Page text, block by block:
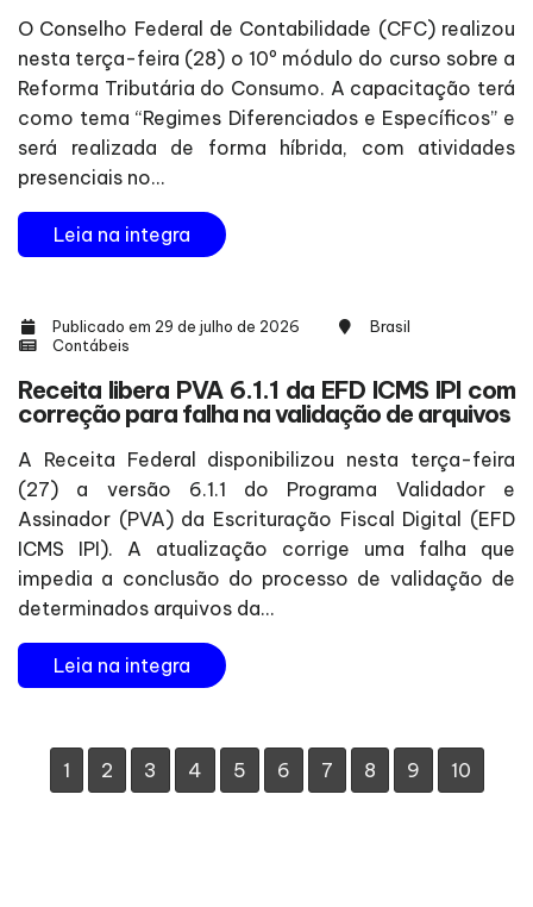
O Conselho Federal de Contabilidade (CFC) realizou
nesta terça-feira (28) o 10º módulo do curso sobre a
Reforma Tributária do Consumo. A capacitação terá
como tema “Regimes Diferenciados e Específicos” e
será realizada de forma híbrida, com atividades
presenciais no...
Leia na integra
Publicado em 29 de julho de 2026
Brasil
Contábeis
Receita libera PVA 6.1.1 da EFD ICMS IPI com
correção para falha na validação de arquivos
A Receita Federal disponibilizou nesta terça-feira
(27) a versão 6.1.1 do Programa Validador e
Assinador (PVA) da Escrituração Fiscal Digital (EFD
ICMS IPI). A atualização corrige uma falha que
impedia a conclusão do processo de validação de
determinados arquivos da...
Leia na integra
1 2 3 4 5 6 7 8 9 10